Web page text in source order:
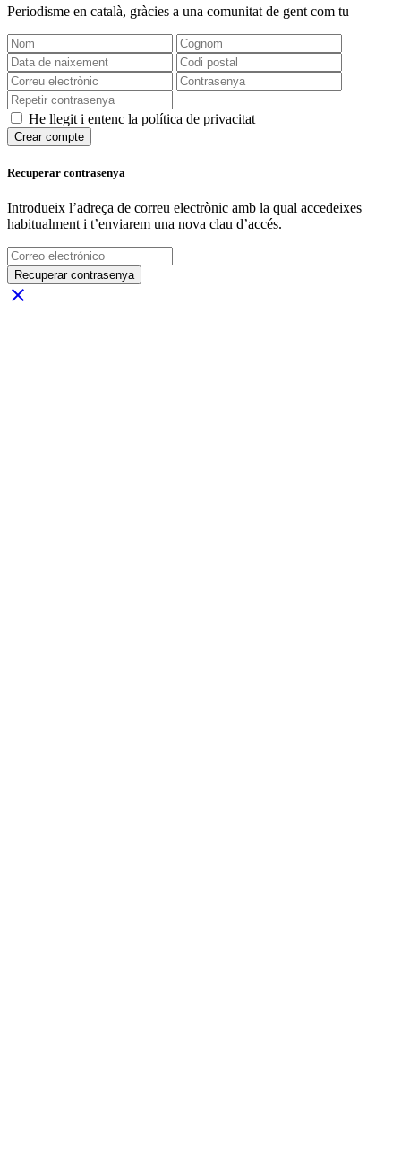
Periodisme en català, gràcies a una comunitat de gent com tu
He llegit i entenc la política de privacitat
Crear compte
Recuperar contrasenya
Introdueix l’adreça de correu electrònic amb la qual accedeixes
habitualment i t’enviarem una nova clau d’accés.
Recuperar contrasenya
close